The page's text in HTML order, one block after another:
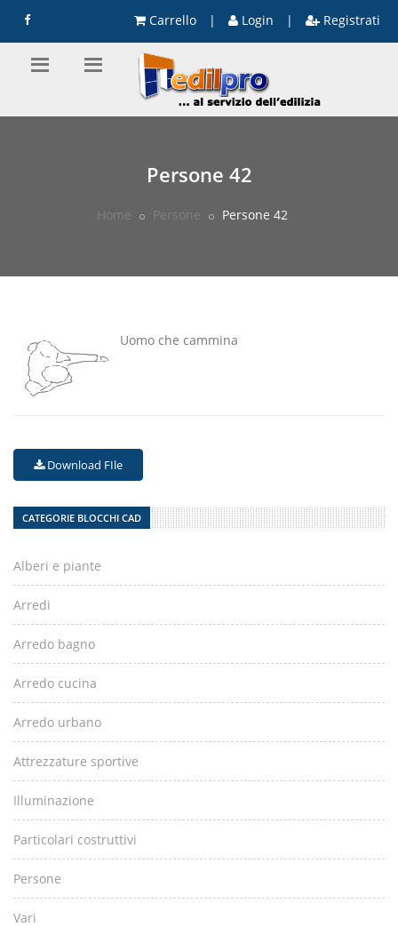
Carrello | Login | Registrati
Persone 42
Home Persone Persone 42
Uomo che cammina
Download FIle
CATEGORIE BLOCCHI CAD
Alberi e piante
Arredi
Arredo bagno
Arredo cucina
Arredo urbano
Attrezzature sportive
Illuminazione
Particolari costruttivi
Persone
Vari